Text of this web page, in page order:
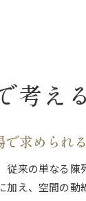
考え
求められ
従来の単なる
え、空間の動